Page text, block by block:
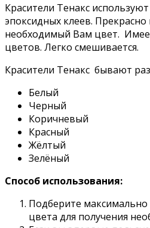
Красители Тенакс
эпоксидных клеев.
необходимый Вам цвет.
цветов. Легко смешивается.
Красители Тенакс бывают
Белый
Черный
Коричневый
Красный
Жёлтый
Зелёный
Способ использования:
Подберите
цвета для получения